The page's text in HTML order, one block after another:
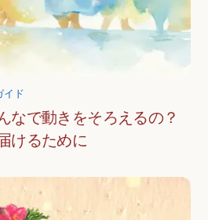
イド
なで動きをそろえるの？
けるために